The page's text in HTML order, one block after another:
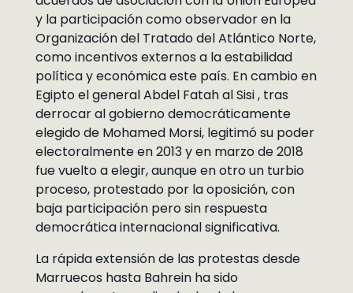
y la participación como observador en la
Organización del Tratado del Atlántico Norte,
como incentivos externos a la estabilidad
política y económica este país. En cambio en
Egipto el general Abdel Fatah al Sisi , tras
derrocar al gobierno democráticamente
elegido de Mohamed Morsi, legitimó su poder
electoralmente en 2013 y en marzo de 2018
fue vuelto a elegir, aunque en otro un turbio
proceso, protestado por la oposición, con
baja participación pero sin respuesta
democrática internacional significativa.
La rápida extensión de las protestas desde
Marruecos hasta Bahrein ha sido